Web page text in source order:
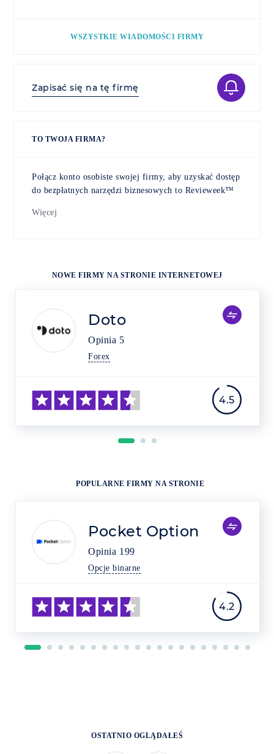
WSZYSTKIE WIADOMOŚCI FIRMY
Zapisać się na tę firmę
TO TWOJA FIRMA?
Połącz konto osobiste swojej firmy, aby uzyskać dostęp
do bezpłatnych narzędzi biznesowych to Revieweek™
Więcej
NOWE FIRMY NA STRONIE INTERNETOWEJ
Doto
Opinia 5
Forex
4.5
POPULARNE FIRMY NA STRONIE
Pocket Option
Opinia 199
Opcje binarne
4.2
OSTATNIO OGLĄDAŁEŚ